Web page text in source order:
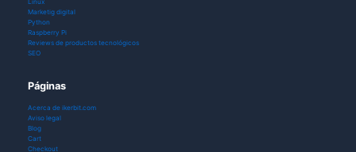
Linux
Marketig digital
Python
Raspberry Pi
Reviews de productos tecnológicos
SEO
Páginas
Acerca de ikerbit.com
Aviso legal
Blog
Cart
Checkout